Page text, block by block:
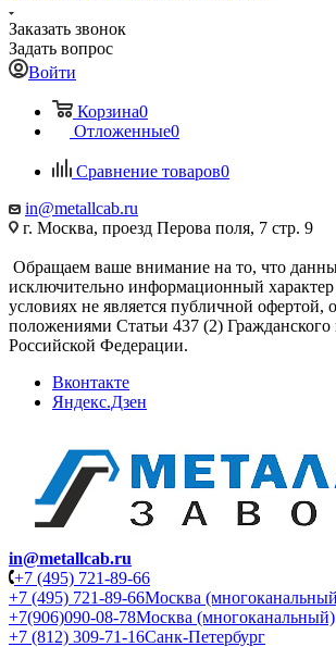
Заказать звонок
Задать вопрос
Войти
Корзина0
Отложенные0
Сравнение товаров0
in@metallcab.ru
г. Москва, проезд Перова поля, 7 стр. 9
Обращаем ваше внимание на то, что
исключительно информационный
условиях не является публичной офертой,
положениями Статьи 437 (2) Гражданского
Российской Федерации.
Вконтакте
Яндекс.Дзен
in@metallcab.ru
+7 (495) 721-89-66
+7 (495) 721-89-66Москва
+7(906)090-08-78Москва (многоканальный)
+7 (812) 309-71-16Санк-Петербург